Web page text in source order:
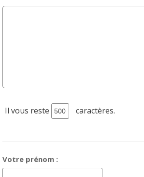
Il vous reste caractères.
Votre prénom :